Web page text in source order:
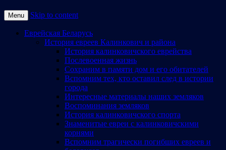
Menu Skip to content
Еврейская Беларусь
История евреев Калинкович и района
История калинковичского еврейства
Послевоенная жизнь
Сохраним в памяти дом и его обитателей
Вспомним тех, кто оставил след в истории
города
Интересные материалы наших земляков
Воспоминания земляков
История калинковичского спорта
Знаменитые евреи с калинковичскими
корнями
Вспомним трагически погибших евреев и